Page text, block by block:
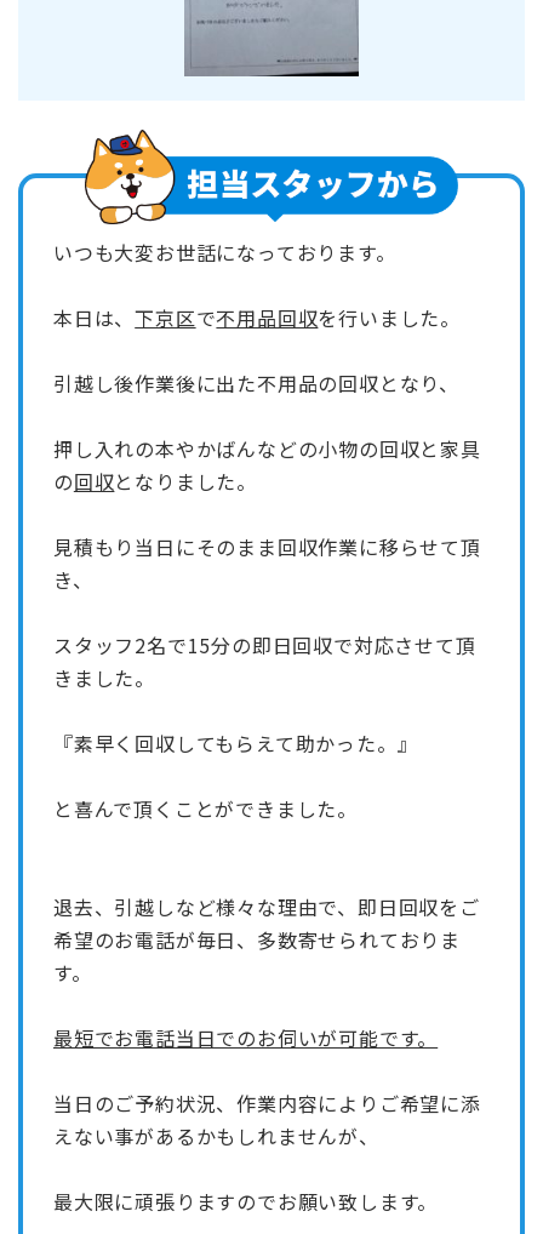
いつも大変お世話になっております。
本日は、下京区で不用品回収を行いました。
引越し後作業後に出た不用品の回収となり、
押し入れの本やかばんなどの小物の回収と家具
の回収となりました。
見積もり当日にそのまま回収作業に移らせて頂
き、
スタッフ2名で15分の即日回収で対応させて頂
きました。
『素早く回収してもらえて助かった。』
と喜んで頂くことができました。
退去、引越しなど様々な理由で、即日回収をご
希望のお電話が毎日、多数寄せられておりま
す。
最短でお電話当日でのお伺いが可能です。
当日のご予約状況、作業内容によりご希望に添
えない事があるかもしれませんが、
最大限に頑張りますのでお願い致します。